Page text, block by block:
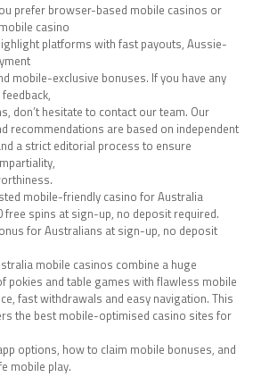
prefer browser-based mobile casinos or
casino
platforms with fast payouts, Aussie-
mobile-exclusive bonuses. If you have any
don’t hesitate to contact our team. Our
recommendations are based on independent
a strict editorial process to ensure
mobile-friendly casino for Australia
free spins at sign-up, no deposit required.
for Australians at sign-up, no deposit
mobile casinos combine a huge
pokies and table games with flawless mobile
fast withdrawals and easy navigation. This
the best mobile-optimised casino sites for
options, how to claim mobile bonuses, and
mobile play.